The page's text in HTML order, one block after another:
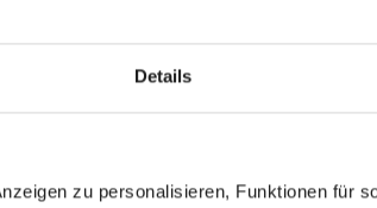
Details
zu personalisieren, Funktionen für
WC